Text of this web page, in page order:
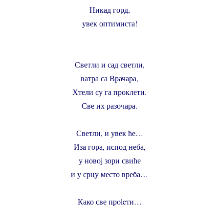
Никад горд,
увек оптимиста!
Светли и сад светли,
ватра са Врачара,
Хтели су га проклети.
Све их разочара.
Светли, и увек ће…
Иза гора, испод неба,
у новој зори свиће
и у срцу место вреба…
Како све прoleти…